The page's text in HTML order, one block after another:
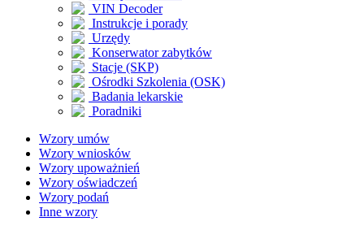
VIN Decoder
Instrukcje i porady
Urzędy
Konserwator zabytków
Stacje (SKP)
Ośrodki Szkolenia (OSK)
Badania lekarskie
Poradniki
Wzory umów
Wzory wniosków
Wzory upoważnień
Wzory oświadczeń
Wzory podań
Inne wzory